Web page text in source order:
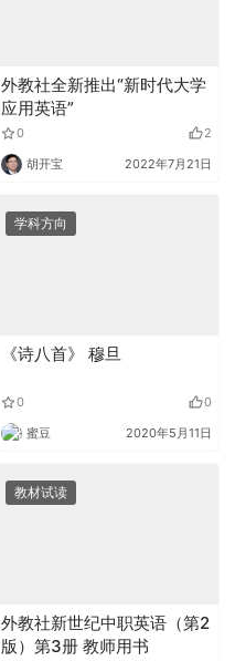
外教社全新推出“新时代大学
应用英语”
0 2
胡开宝 2022年7月21日
学科方向
《诗八首》 穆旦
0 0
蜜豆 2020年5月11日
教材试读
外教社新世纪中职英语（第2
版）第3册 教师用书